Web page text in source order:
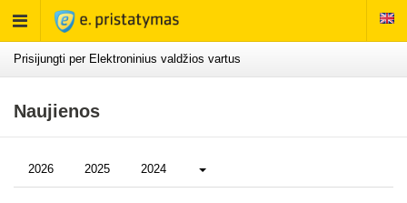
Rodyti
meniu
Prisijungti per Elektroninius valdžios vartus
Naujienos
2026 2025 2024 Daugiau...